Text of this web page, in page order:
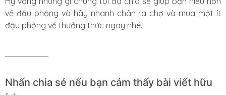
về đậu phộng và hãy nhanh chân ra chợ và mua một ít
đậu phộng về thưởng thức ngay nhé.
Nhấn chia sẻ nếu bạn cảm thấy bài viết hữu